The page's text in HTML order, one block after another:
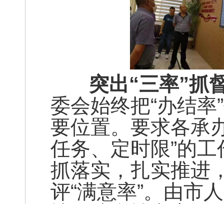
突出“三率”抓
委会始终把“办结
要位置。要求各承
任务、定时限”的
抓落实，扎实推进
评“满意率”。由市